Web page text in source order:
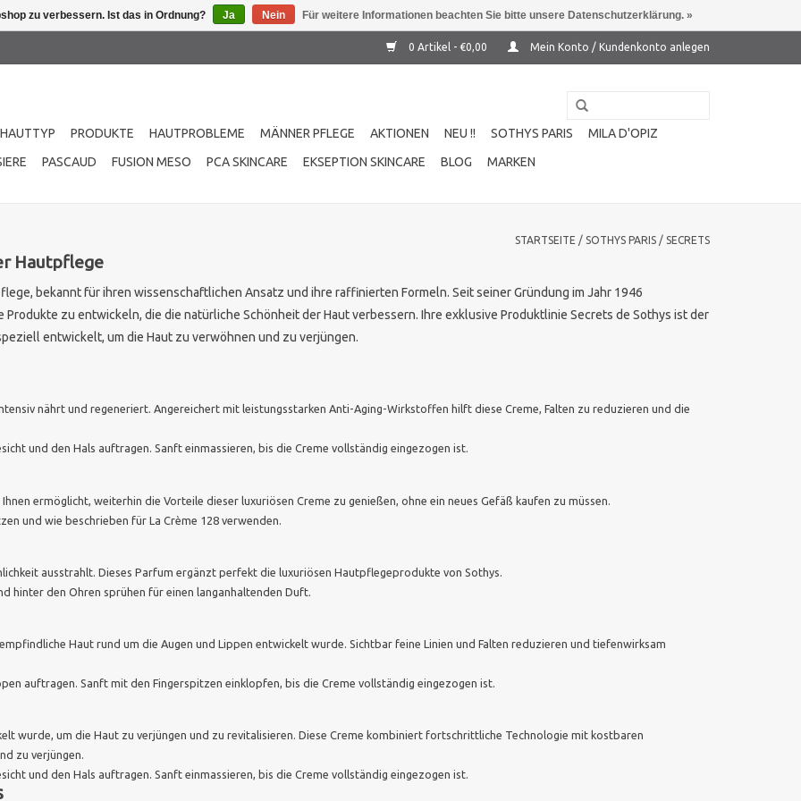
0 Artikel - €0,00 Mein Konto / Kundenkonto anlegen
HAUTTYP PRODUKTE HAUTPROBLEME MÄNNER PFLEGE AKTIONEN NEU !! SOTHYS PARIS
MILA D'OPIZ
PASCAUD FUSION MESO PCA SKINCARE EKSEPTION SKINCARE BLOG MARKEN
STARTSEITE / SOTHYS PARIS / SECRETS
Hautpflege
bekannt für ihren wissenschaftlichen Ansatz und ihre raffinierten Formeln. Seit seiner Gründung im Jahr 1946
zu entwickeln, die die natürliche Schönheit der Haut verbessern. Ihre exklusive Produktlinie Secrets de Sothys ist der
entwickelt, um die Haut zu verwöhnen und zu verjüngen.
nährt und regeneriert. Angereichert mit leistungsstarken Anti-Aging-Wirkstoffen hilft diese Creme, Falten zu reduzieren und die
und den Hals auftragen. Sanft einmassieren, bis die Creme vollständig eingezogen ist.
ermöglicht, weiterhin die Vorteile dieser luxuriösen Creme zu genießen, ohne ein neues Gefäß kaufen zu müssen.
und wie beschrieben für La Crème 128 verwenden.
ausstrahlt. Dieses Parfum ergänzt perfekt die luxuriösen Hautpflegeprodukte von Sothys.
hinter den Ohren sprühen für einen langanhaltenden Duft.
Haut rund um die Augen und Lippen entwickelt wurde. Sichtbar feine Linien und Falten reduzieren und tiefenwirksam
auftragen. Sanft mit den Fingerspitzen einklopfen, bis die Creme vollständig eingezogen ist.
wurde, um die Haut zu verjüngen und zu revitalisieren. Diese Creme kombiniert fortschrittliche Technologie mit kostbaren
zu verjüngen.
und den Hals auftragen. Sanft einmassieren, bis die Creme vollständig eingezogen ist.
zu verbessern. Ist das in Ordnung? Ja Nein Für weitere Informationen beachten Sie bitte unsere Datenschutzerklärung. »